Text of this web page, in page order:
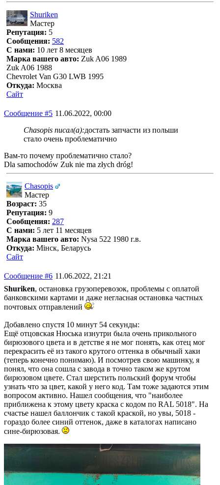
Shuriken
Мастер
Репутация: 5
Сообщения: 582
С нами: 10 лет 8 месяцев
Марка вашего авто: Zuk A06 1989
Zuk A06 1988
Chevrolet Van G30 LWB 1995
Откуда: Москва
Сайт
Сообщение #5 11.06.2022, 00:00
Chasopis писал(а):достать запчасти из польши
стало очень проблематично
Вам-то почему проблематично стало?
Dla samochodów Zuk nie ma złych dróg!
Chasopis
Мастер
Возраст: 35
Репутация: 9
Сообщения: 287
С нами: 5 лет 11 месяцев
Марка вашего авто: Nysa 522 1980 г.в.
Откуда: Мінск, Беларусь
Сайт
Сообщение #6 11.06.2022, 21:21
Shuriken, остановка грузоперевозок, проблемы с оплатой
банковскими картами и даже негласная остановка частных
почтовых отправлений
Добавлено спустя 10 минут 54 секунды:
Ещё отцовская Нюська изнутри была очень прикольного
бирюзового цвета и в детстве я не мог понять, как отец мог
перекрасить её из такого крутого оттенка в обычный хаки
(теперь конечно понимаю). И посмотрев свою машинку, я
понял, что она сошла с завода в точно таком же крутом
бирюзовом цвете. Стал шерстить польский форум чтобы
узнать что за цвет, какой у него код. Там тоже задаются этим
вопросом активно. Нашел сообщения, что "наиболее
приближена к этому цвету краска с кодом по RAL 5018". На
счастье нашел баллончик с такой краской, но увы, 5018 -
гораздо более синий оттенок, даже в каталогах написано
сине-бирюзовая.